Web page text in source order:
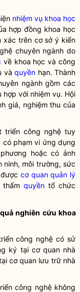
nhiệm vụ khoa học
hợp đồng khoa học
xác trên cơ sở ý kiến
chuyên ngành do
về khoa học và công
vàquyền hạn. Thành
ngành gồm các
với nhiệm vụ. Hội
giá, nghiệm thu của
triển công nghệtuy
có phạm vi ứng dụng
hoặc có ảnh
ninh, môi trường, sức
cơ quan quản lý
thẩmquyền tổ chức
nghiên cứu khoa
công nghệ có sử
ký tại cơ quan nhà
cơ quan lưu trữ nhà
công nghệkhông